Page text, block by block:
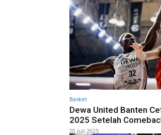
Basket
Dewa United Banten
2025 Setelah
20 Juli 2025